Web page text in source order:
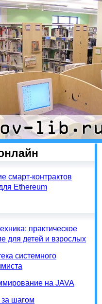
смарт-контрактов
Ethereum
практическое
для детей и взрослых
системного
на JAVA
шагом